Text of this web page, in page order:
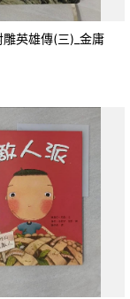
雕英雄傳(三)_金庸